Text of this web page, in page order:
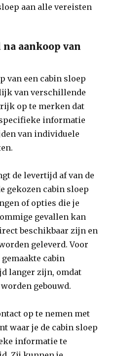
aan alle vereisten
aankoop van
van een cabin sloep
van verschillende
op te merken dat
informatie
van individuele
de levertijd af van de
gekozen cabin sloep
of opties die je
gevallen kan
beschikbaar zijn en
geleverd. Voor
cabin
langer zijn, omdat
gebouwd.
op te nemen met
waar je de cabin sloep
informatie te